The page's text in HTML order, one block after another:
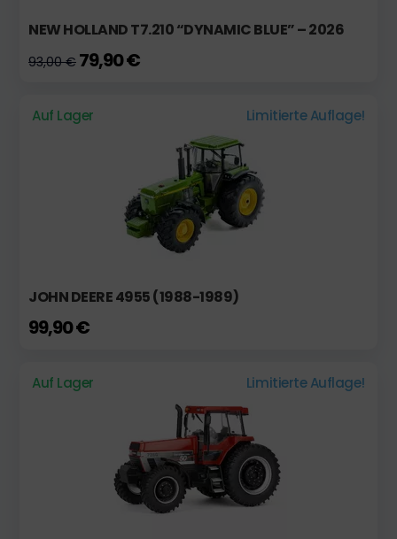
NEW HOLLAND T7.210 “DYNAMIC BLUE” – 2026
93,00 € 79,90 €
Auf Lager Limitierte Auflage!
JOHN DEERE 4955 (1988-1989)
99,90 €
Auf Lager Limitierte Auflage!